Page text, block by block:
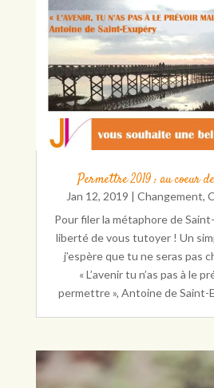
Permettre 2019 : au coeur
Jan 12, 2019 |Changement,
Pour filer la métaphore de Saint-
liberté de vous tutoyer ! Un
j’espère que tu ne seras pas
« L’avenir tu n’as pas à le
permettre », Antoine de Saint-